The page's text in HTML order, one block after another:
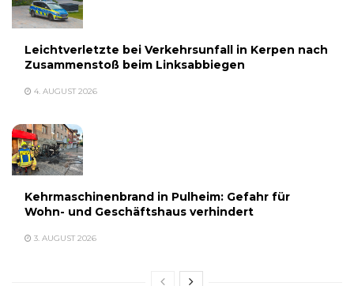
Leichtverletzte bei Verkehrsunfall in Kerpen nach
Zusammenstoß beim Linksabbiegen
4. AUGUST 2026
Kehrmaschinenbrand in Pulheim: Gefahr für
Wohn- und Geschäftshaus verhindert
3. AUGUST 2026